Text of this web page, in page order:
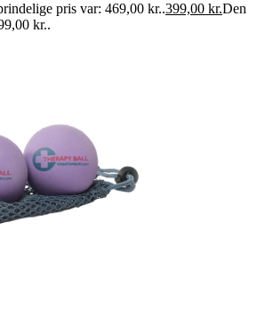
pris var: 469,00 kr..399,00 kr.Den
kr..